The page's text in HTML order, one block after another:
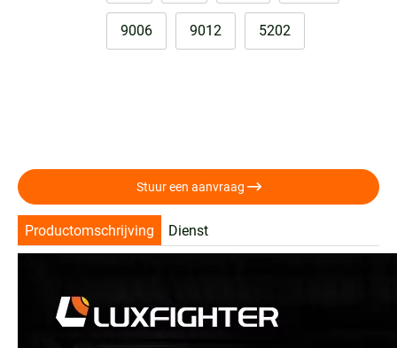
9006 9012 5202
Stuur een aanvraag 
Productomschrijving Dienst